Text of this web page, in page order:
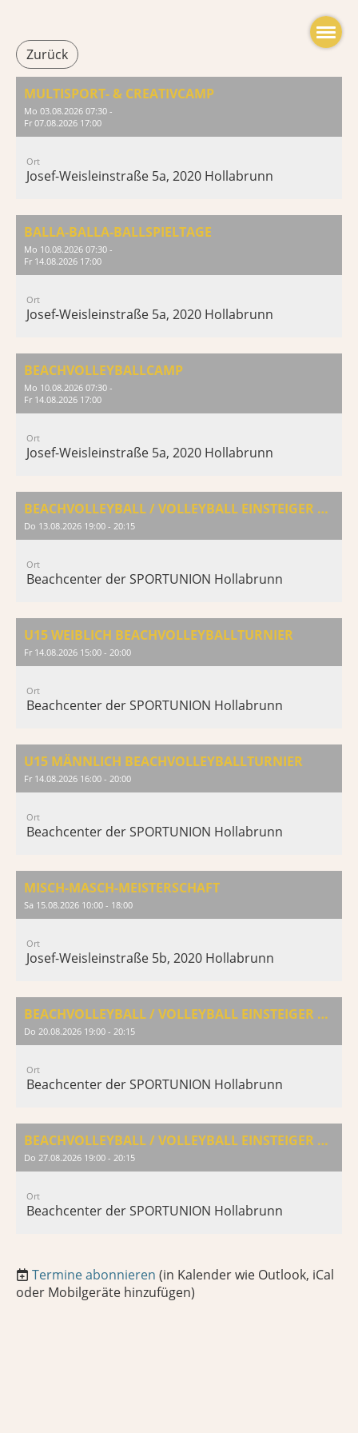
Zurück
MULTISPORT- & CREATIVCAMP
Mo 03.08.2026 07:30 -
Fr 07.08.2026 17:00
Ort
Josef-Weisleinstraße 5a, 2020 Hollabrunn
BALLA-BALLA-BALLSPIELTAGE
Mo 10.08.2026 07:30 -
Fr 14.08.2026 17:00
Ort
Josef-Weisleinstraße 5a, 2020 Hollabrunn
BEACHVOLLEYBALLCAMP
Mo 10.08.2026 07:30 -
Fr 14.08.2026 17:00
Ort
Josef-Weisleinstraße 5a, 2020 Hollabrunn
BEACHVOLLEYBALL / VOLLEYBALL EINSTEIGER & AUFFRISCHUNG
Do 13.08.2026 19:00 - 20:15
Ort
Beachcenter der SPORTUNION Hollabrunn
U15 WEIBLICH BEACHVOLLEYBALLTURNIER
Fr 14.08.2026 15:00 - 20:00
Ort
Beachcenter der SPORTUNION Hollabrunn
U15 MÄNNLICH BEACHVOLLEYBALLTURNIER
Fr 14.08.2026 16:00 - 20:00
Ort
Beachcenter der SPORTUNION Hollabrunn
MISCH-MASCH-MEISTERSCHAFT
Sa 15.08.2026 10:00 - 18:00
Ort
Josef-Weisleinstraße 5b, 2020 Hollabrunn
BEACHVOLLEYBALL / VOLLEYBALL EINSTEIGER & AUFFRISCHUNG
Do 20.08.2026 19:00 - 20:15
Ort
Beachcenter der SPORTUNION Hollabrunn
BEACHVOLLEYBALL / VOLLEYBALL EINSTEIGER & AUFFRISCHUNG
Do 27.08.2026 19:00 - 20:15
Ort
Beachcenter der SPORTUNION Hollabrunn
Termine abonnieren (in Kalender wie Outlook, iCal
oder Mobilgeräte hinzufügen)